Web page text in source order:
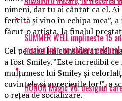
nimeni, dar tu ai cântat ca el.
fericită şi vino în echipa mea”,
făcut-o artista, la finalul
Cel pe care l-a considerat cel
a fost Smiley. ”Este incredibil
mulţumesc lui Smiley şi
cuvintele şi aprecierile lor!”, a
o reţea de socializare.
SUMMER WELL implineste 15
muzica intr-un univers
HONOR Magic V6: designul